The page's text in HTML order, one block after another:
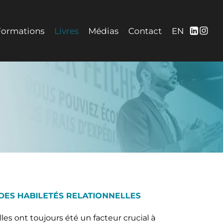
Livres Médias Contact EN
HABILETÉS RELATIONNELLES
ont toujours été un facteur crucial à